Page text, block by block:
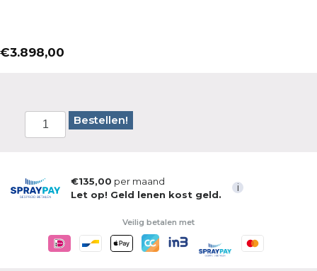
€3.898,00
Bestellen!
€135,00 per maand
Let op! Geld lenen kost geld.
i
Veilig betalen met